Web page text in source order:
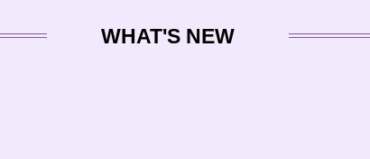
WHAT'S NEW